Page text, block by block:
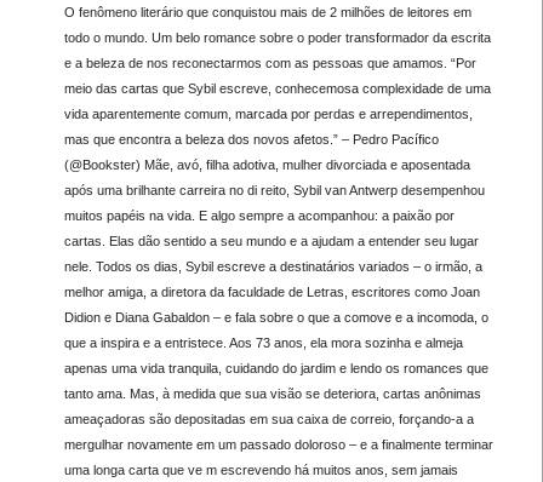
O fenômeno literário que conquistou mais de 2 milhões de leitores em
todo o mundo. Um belo romance sobre o poder transformador da escrita
e a beleza de nos reconectarmos com as pessoas que amamos. “Por
meio das cartas que Sybil escreve, conhecemosa complexidade de uma
vida aparentemente comum, marcada por perdas e arrependimentos,
mas que encontra a beleza dos novos afetos.” – Pedro Pacífico
(@Bookster) Mãe, avó, filha adotiva, mulher divorciada e aposentada
após uma brilhante carreira no di reito, Sybil van Antwerp desempenhou
muitos papéis na vida. E algo sempre a acompanhou: a paixão por
cartas. Elas dão sentido a seu mundo e a ajudam a entender seu lugar
nele. Todos os dias, Sybil escreve a destinatários variados – o irmão, a
melhor amiga, a diretora da faculdade de Letras, escritores como Joan
Didion e Diana Gabaldon – e fala sobre o que a comove e a incomoda, o
que a inspira e a entristece. Aos 73 anos, ela mora sozinha e almeja
apenas uma vida tranquila, cuidando do jardim e lendo os romances que
tanto ama. Mas, à medida que sua visão se deteriora, cartas anônimas
ameaçadoras são depositadas em sua caixa de correio, forçando-a a
mergulhar novamente em um passado doloroso – e a finalmente terminar
uma longa carta que ve m escrevendo há muitos anos, sem jamais